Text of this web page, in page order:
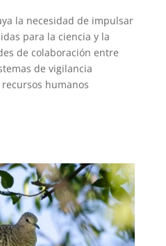
la necesidad de impulsar
para la ciencia y la
de colaboración entre
de vigilancia
humanos